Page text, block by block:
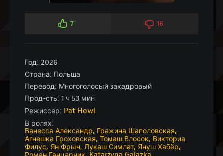
7 16
Год: 2026
Страна: Польша
Перевод: Многоголосый закадровый
Прод-сть: 1 ч 53 мин
Режиссер: Pat Howl
В ролях:
Ванесса Александр, Гражина Шаполовская,
Агнешка Гроховская, Томаш Влосок, Викториа
Филус, Ян Фрыч, Лукаш Симлат, Януш Хабёр,